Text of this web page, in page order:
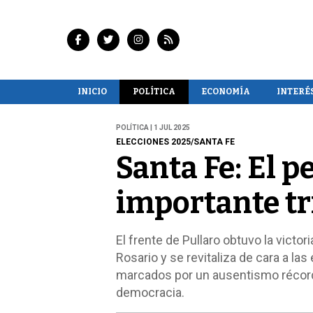
INICIO POLÍTICA ECONOMÍA
POLÍTICA | 1 JUL 2025
ELECCIONES 2025/SANTA FE
Santa Fe: El
importante
El frente de Pullaro obtuvo la
Rosario y se revitaliza de cara a
marcados por un ausentismo
democracia.